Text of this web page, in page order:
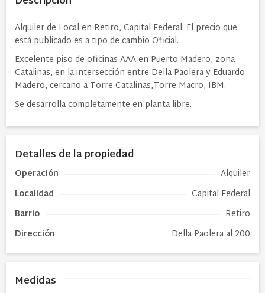
Alquiler de Local en Retiro, Capital Federal. El precio que
está publicado es a tipo de cambio Oficial.
Excelente piso de oficinas AAA en Puerto Madero, zona
Catalinas, en laintersección entre Della Paolera y Eduardo
Madero, cercano a Torre Catalinas,Torre Macro, IBM.
Se desarrolla completamente en planta libre.
Detalles de la propiedad
Operación
Alquiler
Localidad
Capital Federal
Barrio
Retiro
Dirección
Della Paolera al 200
Medidas